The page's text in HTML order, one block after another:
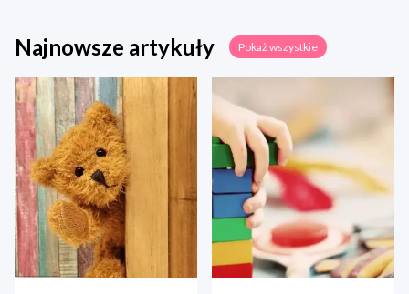
Najnowsze artykuły Pokaż wszystkie